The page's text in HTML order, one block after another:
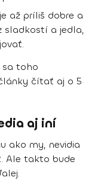
až príliš dobre a
sladkostí a jedla,
sa toho
čítať aj o 5
aj iní
ako my, nevidia
Ale takto bude